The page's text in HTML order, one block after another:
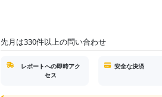
先月は330件以上の問い合わせ
レポートへの即時アク
セス
安全な決済